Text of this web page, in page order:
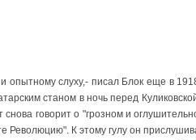
опытному слуху,- писал Блок еще в
станом в ночь перед
говорит о "грозном и
К этому гулу он